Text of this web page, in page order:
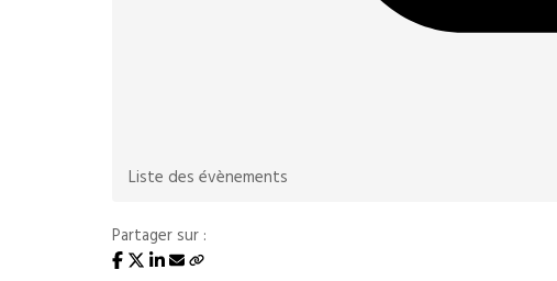
Liste des évènements
Partager sur :